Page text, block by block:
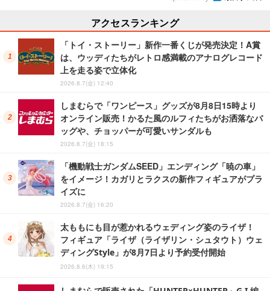
アクセスランキング
「トイ・ストーリー」新作一番くじが発売決定！A賞
は、ウッディたちがレトロ感満載のアナログレコード
上を走る姿で立体化
2026.8.7(金) 12:40
しまむらで「ワンピース」グッズが8月8日15時より
オンライン販売！かるた風のルフィたちがお洒落なバ
ッグや、チョッパーが可愛いサンダルも
2026.8.7(金) 18:15
「機動戦士ガンダムSEED」エンディング「暁の車」
をイメージ！カガリとラクスの新作フィギュアがプラ
イズに
2026.8.7(金) 16:20
太ももにも目が惹かれるウェディング姿のライザ！
フィギュア「ライザ（ライザリン・シュタウト）ウェ
ディングStyle」が8月7日より予約受付開始
2026.8.6(木) 19:15